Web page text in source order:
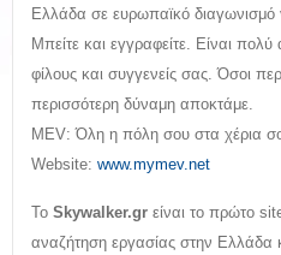
Ελλάδα σε ευρωπαϊκό διαγωνισμό
Μπείτε και εγγραφείτε. Είναι
φίλους και συγγενείς σας. Όσοι
περισσότερη δύναμη αποκτάμε.
MEV: Όλη η πόλη σου στα χέρια
Website: www.mymev.net
Το Skywalker.gr είναι το πρώτο
αναζήτηση εργασίας στην Ελλάδα